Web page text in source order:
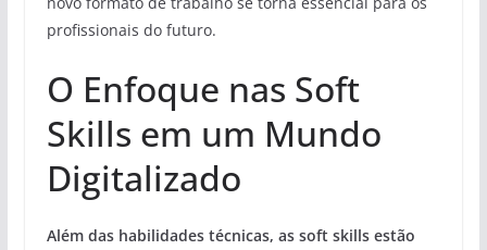
profissionais do futuro.
O Enfoque nas Soft
Skills em um Mundo
Digitalizado
Além das habilidades técnicas, as soft skills estão